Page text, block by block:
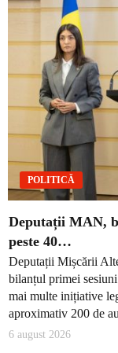
POLITICĂ
Deputații MAN,
peste 40…
Deputații Mișcării
bilanțul primei
mai multe inițiative
aproximativ 200 de
6 august 2026